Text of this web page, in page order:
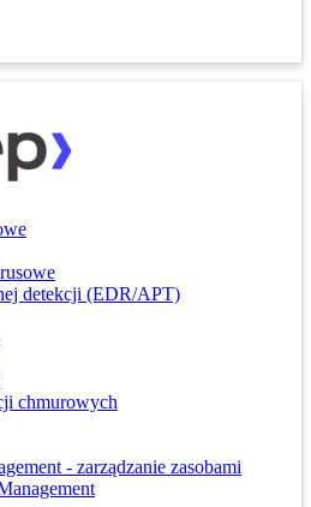
detekcji (EDR/APT)
chmurowych
- zarządzanie zasobami